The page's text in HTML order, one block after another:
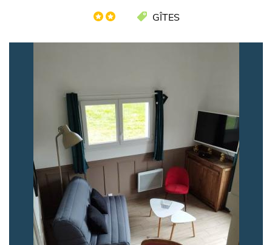
GÎTES